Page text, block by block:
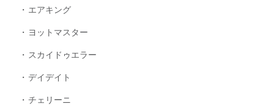
エアキング
ヨットマスター
スカイドゥエラー
デイデイト
チェリーニ